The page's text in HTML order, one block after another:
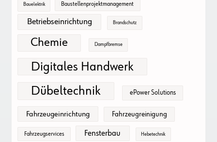
Bauelektrik Baustellenprojektmanagement
Betriebseinrichtung Brandschutz
Chemie Dampfbremse
Digitales Handwerk
Dübeltechnik
ePower Solutions
Fahrzeugeinrichtung Fahrzeugreinigung
Fahrzeugservices Fensterbau Hebetechnik